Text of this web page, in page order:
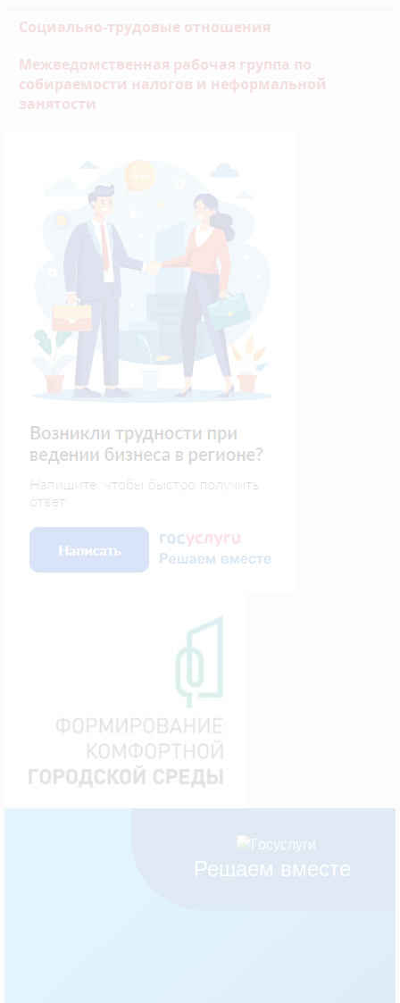
Социально-трудовые отношения
Межведомственная рабочая группа по
собираемости налогов и неформальной
занятости
Решаем вместе